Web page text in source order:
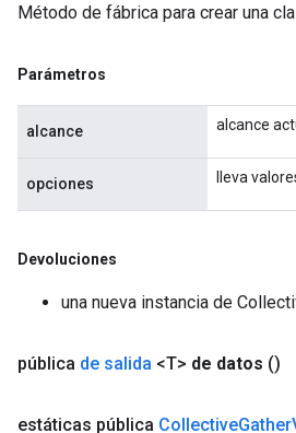
Método de fábrica para crear una
Parámetros
alcance alcance
opciones lleva
Devoluciones
una nueva instancia de
pública de salida <T> de datos ()
estáticas pública CollectiveGather